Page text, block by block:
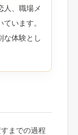
人、職場メ
います。
な体験とし
までの過程